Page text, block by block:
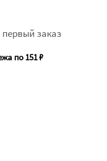
заказ
по 151 ₽